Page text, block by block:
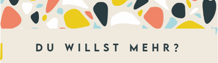
du willst mehr?